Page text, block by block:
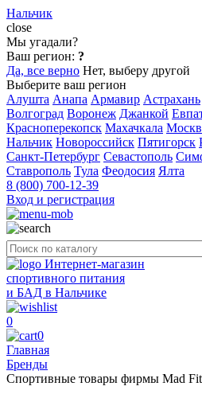
Нальчик
close
Мы угадали?
Ваш регион: ?
Да, все верно Нет, выберу другой
Выберите ваш регион
Алушта Анапа Армавир Астрахань
Волгоград Воронеж Джанкой
Красноперекопск Махачкала
Нальчик Новороссийск Пятигорск
Санкт-Петербург Севастополь
Ставрополь Тула Феодосия Ялта
8 (800) 700-12-39
Вход и регистрация
Интернет-магазин
спортивного питания
и БАД в Нальчике
0
0
Главная
Бренды
Спортивные товары фирмы Mad Fit